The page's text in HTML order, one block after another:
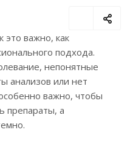
это важно, как
подхода.
непонятные
анализов или нет
важно, чтобы
препараты, а